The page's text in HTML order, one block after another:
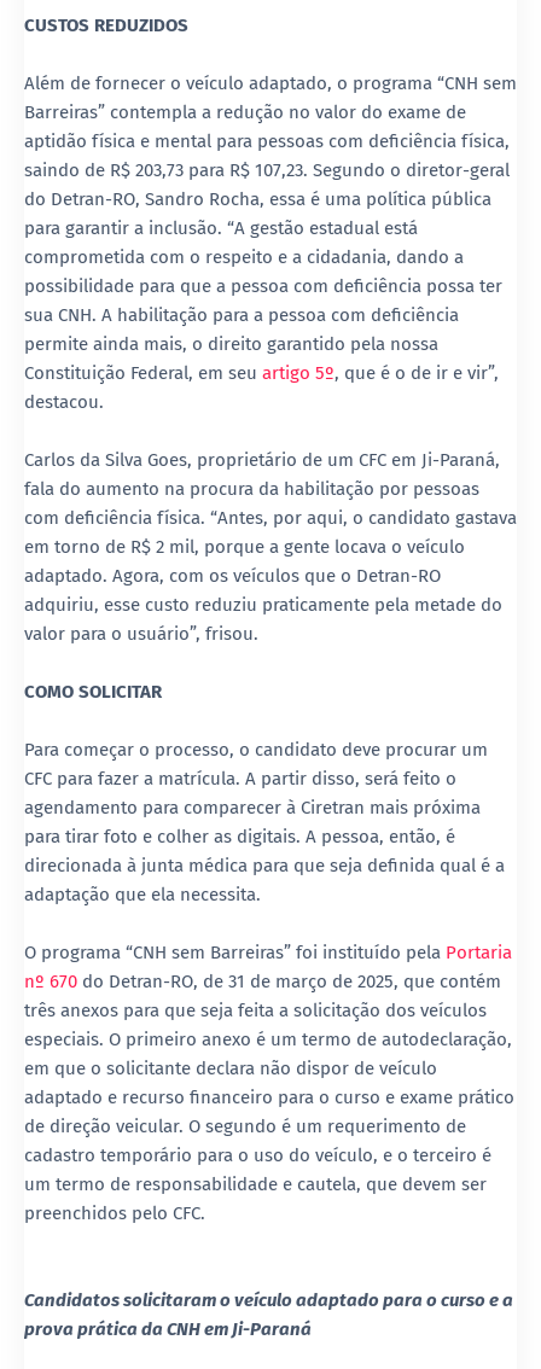
CUSTOS REDUZIDOS
Além de fornecer o veículo adaptado, o programa “CNH sem
Barreiras” contempla a redução no valor do exame de
aptidão física e mental para pessoas com deficiência física,
saindo de R$ 203,73 para R$ 107,23. Segundo o diretor-geral
do Detran-RO, Sandro Rocha, essa é uma política pública
para garantir a inclusão. “A gestão estadual está
comprometida com o respeito e a cidadania, dando a
possibilidade para que a pessoa com deficiência possa ter
sua CNH. A habilitação para a pessoa com deficiência
permite ainda mais, o direito garantido pela nossa
Constituição Federal, em seu artigo 5º, que é o de ir e vir”,
destacou.
Carlos da Silva Goes, proprietário de um CFC em Ji-Paraná,
fala do aumento na procura da habilitação por pessoas
com deficiência física. “Antes, por aqui, o candidato gastava
em torno de R$ 2 mil, porque a gente locava o veículo
adaptado. Agora, com os veículos que o Detran-RO
adquiriu, esse custo reduziu praticamente pela metade do
valor para o usuário”, frisou.
COMO SOLICITAR
Para começar o processo, o candidato deve procurar um
CFC para fazer a matrícula. A partir disso, será feito o
agendamento para comparecer à Ciretran mais próxima
para tirar foto e colher as digitais. A pessoa, então, é
direcionada à junta médica para que seja definida qual é a
adaptação que ela necessita.
O programa “CNH sem Barreiras” foi instituído pela Portaria
nº 670 do Detran-RO, de 31 de março de 2025, que contém
três anexos para que seja feita a solicitação dos veículos
especiais. O primeiro anexo é um termo de autodeclaração,
em que o solicitante declara não dispor de veículo
adaptado e recurso financeiro para o curso e exame prático
de direção veicular. O segundo é um requerimento de
cadastro temporário para o uso do veículo, e o terceiro é
um termo de responsabilidade e cautela, que devem ser
preenchidos pelo CFC.
Candidatos solicitaram o veículo adaptado para o curso e a
prova prática da CNH em Ji-Paraná